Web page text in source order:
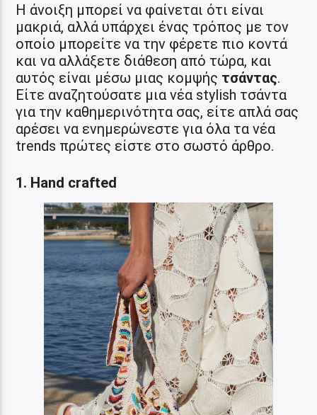
Η άνοιξη μπορεί να φαίνεται ότι είναι
μακριά, αλλά υπάρχει ένας τρόπος με τον
οποίο μπορείτε να την φέρετε πιο κοντά
και να αλλάξετε διάθεση από τώρα, και
αυτός είναι μέσω μιας κομψής τσάντας.
Είτε αναζητούσατε μια νέα stylish τσάντα
για την καθημερινότητα σας, είτε απλά σας
αρέσει να ενημερώνεστε για όλα τα νέα
trends πρώτες είστε στο σωστό άρθρο.
1. Ηand crafted